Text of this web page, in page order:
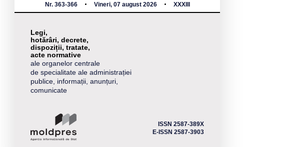
Nr. 363-366 Vineri, 07 august 2026 XXXIII
Legi,
hotărâri, decrete,
dispoziții, tratate,
acte normative
ale organelor centrale
de specialitate ale administrației
publice, informații, anunțuri,
comunicate
ISSN 2587-389X
E-ISSN 2587-3903